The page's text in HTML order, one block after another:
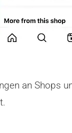
an Shops